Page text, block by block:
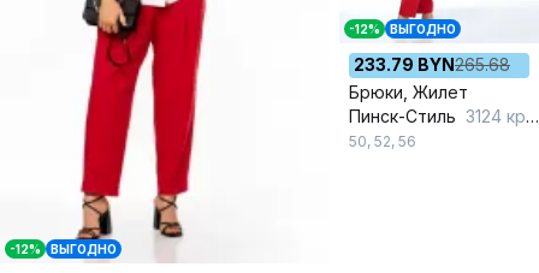
-12% ВЫГОДНО
-12% ВЫГОДНО
233.79 BYN265.68
Брюки, Жилет
Пинск-Стиль 3124 красный
50, 52, 56